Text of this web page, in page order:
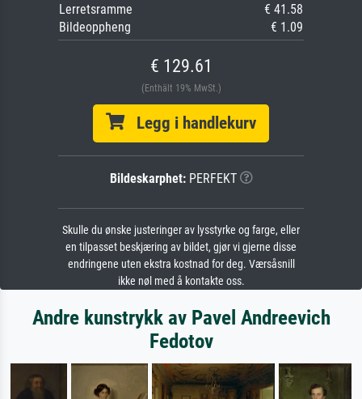
Lerretsramme
€ 41.58
Bildeoppheng
€ 1.09
€ 129.61
(Enthält 19% MwSt.)
Legg i handlekurv
Bildeskarphet:PERFEKT
Skulle du ønske justeringer av lysstyrke og farge, eller
en tilpasset beskjæring av bildet, gjør vi gjerne disse
endringene uten ekstra kostnad for deg. Værsåsnill
ikke nøl med å kontakte oss.
Andre kunstrykk av Pavel Andreevich
Fedotov